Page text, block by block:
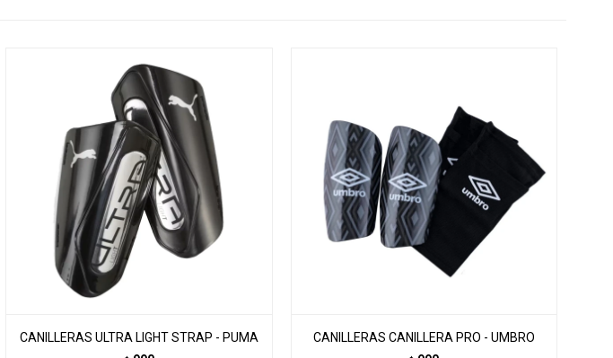
CANILLERAS ULTRA LIGHT STRAP - PUMA CANILLERAS CANILLERA PRO - UMBRO